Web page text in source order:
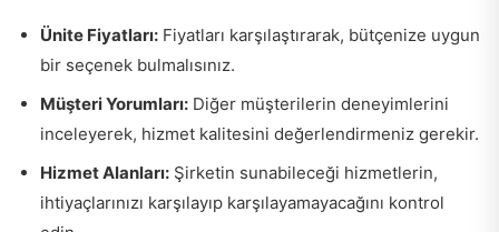
Ünite Fiyatları: Fiyatları karşılaştırarak, bütçenize uygun
bir seçenek bulmalısınız.
Müşteri Yorumları: Diğer müşterilerin deneyimlerini
inceleyerek, hizmet kalitesini değerlendirmeniz gerekir.
Hizmet Alanları: Şirketin sunabileceği hizmetlerin,
ihtiyaçlarınızı karşılayıp karşılayamayacağını kontrol